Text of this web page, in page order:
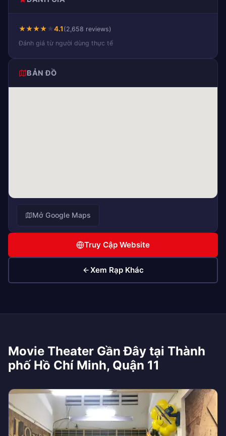
★★★★★4.1 (2,658 reviews)
Đánh giá từ người dùng thực tế
BẢN ĐỒ
Mở Google Maps
Truy Cập Website
Xem Rạp Khác
Movie Theater Gần Đây tại Thành
phố Hồ Chí Minh, Quận 11